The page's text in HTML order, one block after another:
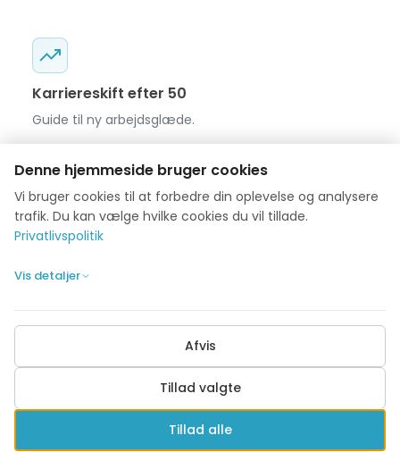
Karriereskift efter 50
Guide til ny arbejdsglæde.
8 min læsetid
Det skjulte jobmarked
7 min læsetid
Klar til at skrive din ansøgning?
Denne hjemmeside bruger cookies
Vi bruger cookies til at forbedre din oplevelse og analysere
trafik. Du kan vælge hvilke cookies du vil tillade.
Privatlivspolitik
Vis detaljer
Afvis
Tillad valgte
Tillad alle